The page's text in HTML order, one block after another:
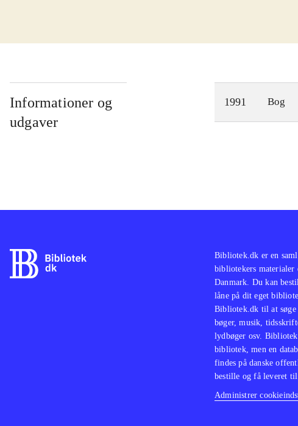
Informationer og
udgaver
1991 Bog
Bibliotek.dk er en
bibliotekers
Danmark. Du kan
låne på dit eget
Bibliotek.dk til at
bøger, musik,
lydbøger osv.
bibliotek, men en
findes på danske
bestille og få leveret
Administrer